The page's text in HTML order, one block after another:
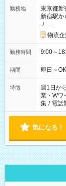
勤務地
東京都新
新宿駅か
/ …
物流
勤務時間 9:00～
期間 即日～
特徴 週1日か
業・Wワ
集 / 電話
気になる！